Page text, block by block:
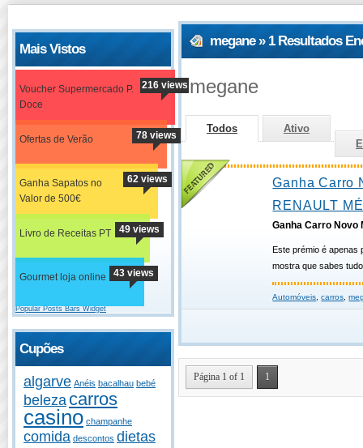
Mais Vistos
Voucher Supermercado P.
Doce
216 views
Ofertas de Verão 78 views
Ganha Sapatos no
Valor de 500€
62 views
Livro de Receitas PT 49 views
Gourmet loja online 43 views
Popular Posts Bars Widget
Cupões
algarve Anéis bacalhau bebé
beleza carros
casino champanhe
comida descontos dietas
megane » 1 Resultados
megane
Todos
Ativo
Ganha Carro
RENAULT
Ganha Carro Novo
Este prémio é apenas
mostra que sabes
Automóveis ,carros ,
Página 1 of 1 1